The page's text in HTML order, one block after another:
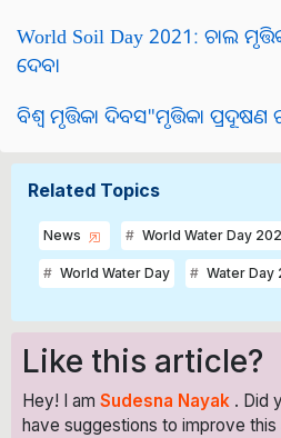
World Soil Day 2021: ଚାଲ
ଦେବା
ବିଶ୍ଵ ମୃତ୍ତିକା ଦିବସ"ମୃତ୍ତିକା
Related Topics
News World Water Day
World Water Day Water Day
Like this article?
Hey! I am Sudesna Nayak . Did
have suggestions to improve this